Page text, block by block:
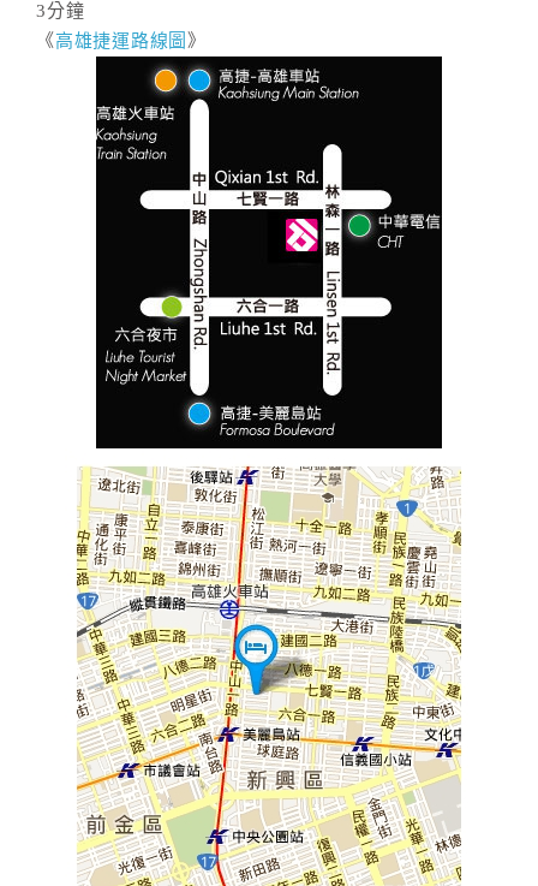
3分鐘
《高雄捷運路線圖 》